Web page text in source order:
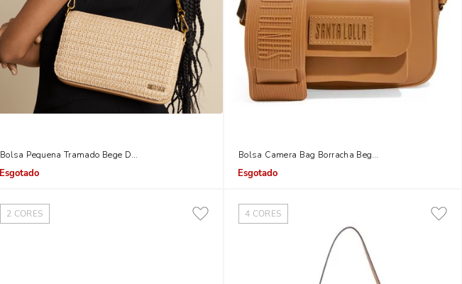
Bolsa Pequena Tramado Bege Duas Alças
Indisponível
Bolsa Camera Bag Borracha Bege Egido
Indisponível
2 CORES 4 CORES